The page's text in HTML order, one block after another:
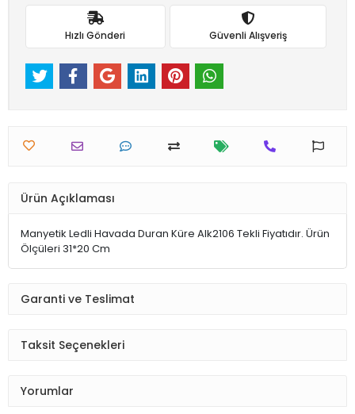
Hızlı Gönderi Güvenli Alışveriş
Ürün Açıklaması
Manyetik Ledli Havada Duran Küre Alk2106 Tekli Fiyatıdır. Ürün
Ölçüleri 31*20 Cm
Garanti ve Teslimat
Taksit Seçenekleri
Yorumlar